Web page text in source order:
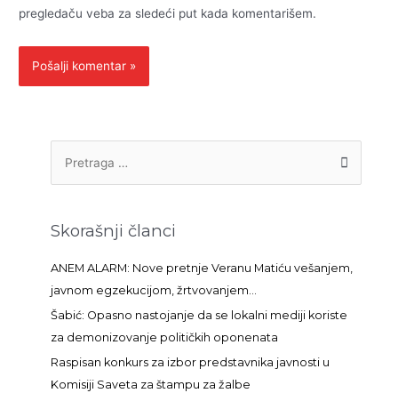
pregledaču veba za sledeći put kada komentarišem.
r
a
g
a
Skorašnji članci
ANEM ALARM: Nove pretnje Veranu Matiću vešanjem,
javnom egzekucijom, žrtvovanjem…
Šabić: Opasno nastojanje da se lokalni mediji koriste
za demonizovanje političkih oponenata
Raspisan konkurs za izbor predstavnika javnosti u
Komisiji Saveta za štampu za žalbe